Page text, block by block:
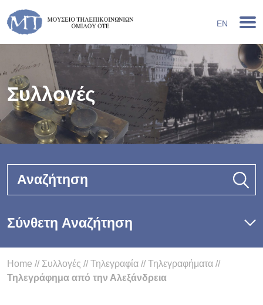
EN
Συλλογές
Αναζήτηση
Σύνθετη Αναζήτηση
Home // Συλλογές //Τηλεγραφία //Τηλεγραφήματα //
Τηλεγράφημα από την Αλεξάνδρεια